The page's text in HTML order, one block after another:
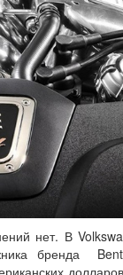
нет. В
бренда